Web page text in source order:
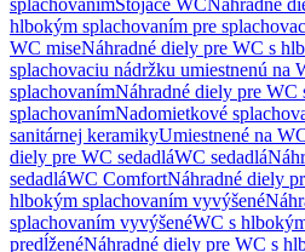
splachovanímStojace WCNáhradné
hlbokým splachovaním pre
WC miseNáhradné diely pre WC s
splachovaciu nádržku umiestnenú na
splachovanímNáhradné diely pre WC
splachovanímNadomietkové
sanitárnej keramikyUmiestnené na
diely pre WC sedadláWC sedadlá
sedadláWC ComfortNáhradné diely
hlbokým splachovaním vyvýšené
splachovaním vyvýšenéWC s
predĺženéNáhradné diely pre WC s